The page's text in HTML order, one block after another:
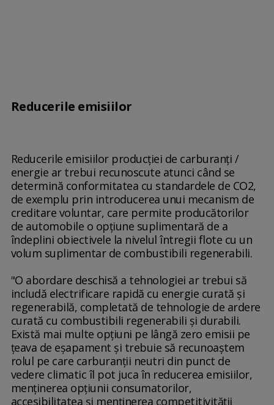
Reducerile emisiilor
Reducerile emisiilor producţiei de carburanţi /
energie ar trebui recunoscute atunci când se
determină conformitatea cu standardele de CO2,
de exemplu prin introducerea unui mecanism de
creditare voluntar, care permite producătorilor
de automobile o opţiune suplimentară de a
îndeplini obiectivele la nivelul întregii flote cu un
volum suplimentar de combustibili regenerabili.
"O abordare deschisă a tehnologiei ar trebui să
includă electrificare rapidă cu energie curată şi
regenerabilă, completată de tehnologie de ardere
curată cu combustibili regenerabili şi durabili.
Există mai multe opţiuni pe lângă zero emisii pe
ţeava de eşapament şi trebuie să recunoaştem
rolul pe care carburanţii neutri din punct de
vedere climatic îl pot juca în reducerea emisiilor,
menţinerea opţiunii consumatorilor,
accesibilitatea şi menţinerea competitivităţii